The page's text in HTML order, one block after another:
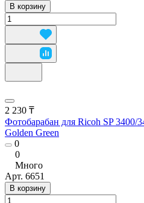
В корзину
2 230 ₸
Фотобарабан для Ricoh SP 3400/
Golden Green
0
0
Много
Арт. 6651
В корзину